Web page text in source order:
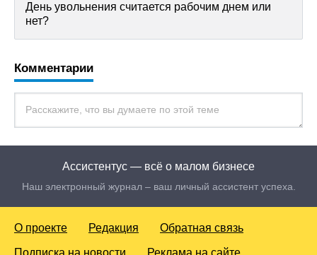
День увольнения считается рабочим днем или
нет?
Комментарии
Ассистентус — всё о малом бизнесе
Наш электронный журнал – ваш личный ассистент успеха.
О проекте Редакция Обратная связь
Подписка на новости Реклама на сайте